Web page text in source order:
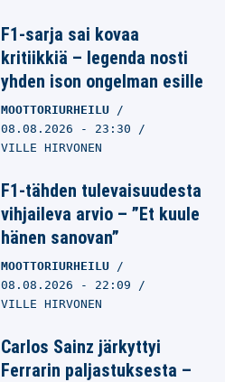
F1-sarja sai kovaa
kritiikkiä – legenda nosti
yhden ison ongelman esille
MOOTTORIURHEILU
08.08.2026 - 23:30
VILLE HIRVONEN
F1-tähden tulevaisuudesta
vihjaileva arvio – ”Et kuule
hänen sanovan”
MOOTTORIURHEILU
08.08.2026 - 22:09
VILLE HIRVONEN
Carlos Sainz järkyttyi
Ferrarin paljastuksesta –